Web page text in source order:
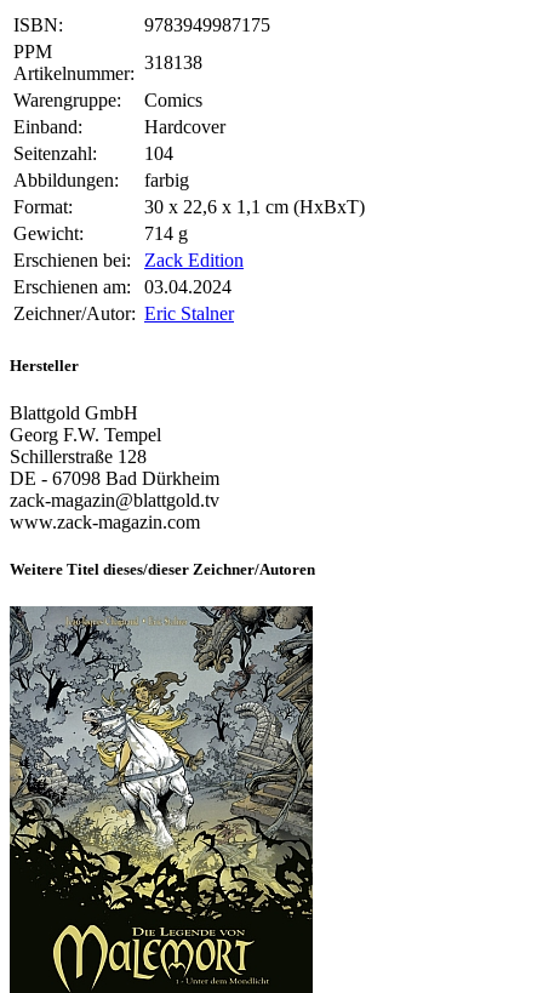
ISBN:
9783949987175
PPM
Artikelnummer:
318138
Warengruppe:
Comics
Einband:
Hardcover
Seitenzahl:
104
Abbildungen:
farbig
Format:
30 x 22,6 x 1,1 cm (HxBxT)
Gewicht:
714 g
Erschienen bei:
Zack Edition
Erschienen am:
03.04.2024
Zeichner/Autor: Eric Stalner
Hersteller
Blattgold GmbH
Georg F.W. Tempel
Schillerstraße 128
DE - 67098 Bad Dürkheim
zack-magazin@blattgold.tv
www.zack-magazin.com
Weitere Titel dieses/dieser Zeichner/Autoren